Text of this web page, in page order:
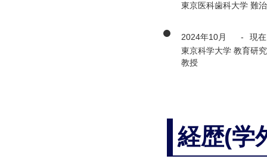
東京医科歯科大学 難
2024年10月 -
現在
東京科学大学 教育研
教授
経歴(学